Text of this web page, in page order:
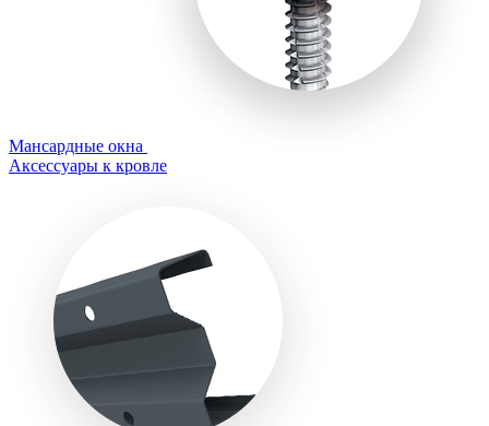
Мансардные окна
Аксессуары к кровле